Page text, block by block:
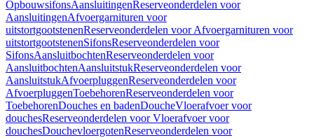
OpbouwsifonsAansluitingenReserveonderdelen voor
AansluitingenAfvoergarnituren voor
uitstortgootstenenReserveonderdelen voor Afvoergarnituren voor
uitstortgootstenenSifonsReserveonderdelen voor
SifonsAansluitbochtenReserveonderdelen voor
AansluitbochtenAansluitstukReserveonderdelen voor
AansluitstukAfvoerpluggenReserveonderdelen voor
AfvoerpluggenToebehorenReserveonderdelen voor
ToebehorenDouches en badenDoucheVloerafvoer voor
douchesReserveonderdelen voor Vloerafvoer voor
douchesDouchevloergotenReserveonderdelen voor